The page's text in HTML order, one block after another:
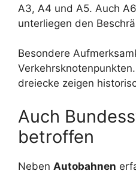
A3, A4 und A5. Auch
unterliegen den
Besondere
dreiecke zeigen
Auch
betroffen
Neben Autobahnen